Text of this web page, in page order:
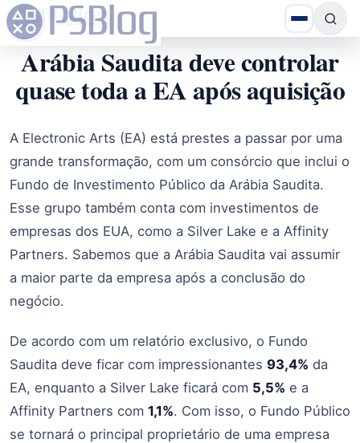
Arábia Saudita deve controlar
quase toda a EA após aquisição
A Electronic Arts (EA) está prestes a passar por uma
grande transformação, com um consórcio que inclui o
Fundo de Investimento Público da Arábia Saudita.
Esse grupo também conta com investimentos de
empresas dos EUA, como a Silver Lake e a Affinity
Partners. Sabemos que a Arábia Saudita vai assumir
a maior parte da empresa após a conclusão do
negócio.
De acordo com um relatório exclusivo, o Fundo
Saudita deve ficar com impressionantes 93,4% da
EA, enquanto a Silver Lake ficará com 5,5% e a
Affinity Partners com 1,1%. Com isso, o Fundo Público
se tornará o principal proprietário de uma empresa